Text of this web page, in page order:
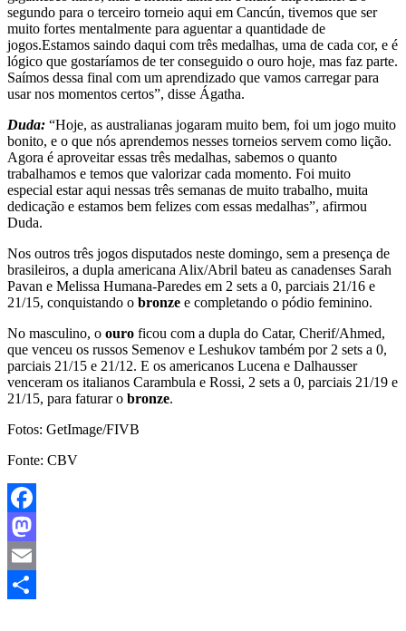
segundo para o terceiro torneio aqui em Cancún, tivemos que ser
muito fortes mentalmente para aguentar a quantidade de
jogos.Estamos saindo daqui com três medalhas, uma de cada cor, e é
lógico que gostaríamos de ter conseguido o ouro hoje, mas faz parte.
Saímos dessa final com um aprendizado que vamos carregar para
usar nos momentos certos”, disse Ágatha.
Duda: “Hoje, as australianas jogaram muito bem, foi um jogo muito
bonito, e o que nós aprendemos nesses torneios servem como lição.
Agora é aproveitar essas três medalhas, sabemos o quanto
trabalhamos e temos que valorizar cada momento. Foi muito
especial estar aqui nessas três semanas de muito trabalho, muita
dedicação e estamos bem felizes com essas medalhas”, afirmou
Duda.
Nos outros três jogos disputados neste domingo, sem a presença de
brasileiros, a dupla americana Alix/Abril bateu as canadenses Sarah
Pavan e Melissa Humana-Paredes em 2 sets a 0, parciais 21/16 e
21/15, conquistando o bronze e completando o pódio feminino.
No masculino, o ouro ficou com a dupla do Catar, Cherif/Ahmed,
que venceu os russos Semenov e Leshukov também por 2 sets a 0,
parciais 21/15 e 21/12. E os americanos Lucena e Dalhausser
venceram os italianos Carambula e Rossi, 2 sets a 0, parciais 21/19 e
21/15, para faturar o bronze.
Fotos: GetImage/FIVB
Fonte: CBV
Facebook
Mastodon
Email